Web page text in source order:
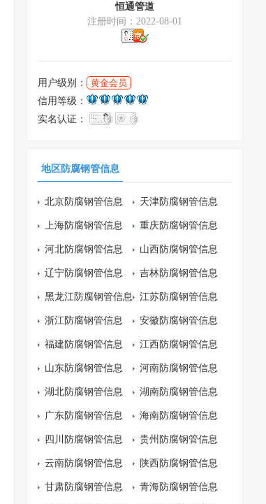
恒通管道
注册时间：2022-08-01
用户级别：
黄金会员
信用等级：
实名认证：
地区防腐钢管信息
北京防腐钢管信息 天津防腐钢管信息
上海防腐钢管信息 重庆防腐钢管信息
河北防腐钢管信息 山西防腐钢管信息
辽宁防腐钢管信息 吉林防腐钢管信息
黑龙江防腐钢管信息 江苏防腐钢管信息
浙江防腐钢管信息 安徽防腐钢管信息
福建防腐钢管信息 江西防腐钢管信息
山东防腐钢管信息 河南防腐钢管信息
湖北防腐钢管信息 湖南防腐钢管信息
广东防腐钢管信息 海南防腐钢管信息
四川防腐钢管信息 贵州防腐钢管信息
云南防腐钢管信息 陕西防腐钢管信息
甘肃防腐钢管信息 青海防腐钢管信息